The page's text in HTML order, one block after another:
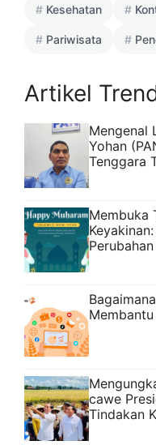
Kesehatan
Pariwisata
Artikel
Mengenal
Yohan
Tenggara
Membuka
cawe
Tindakan